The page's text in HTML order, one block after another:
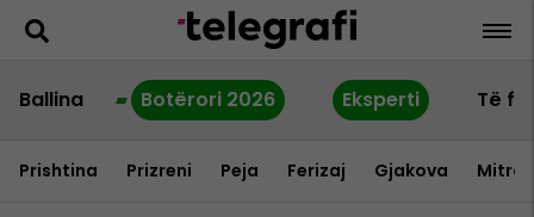
Ballina Botërori 2026 Eksperti Të
Prishtina Prizreni Peja Ferizaj Gjakova